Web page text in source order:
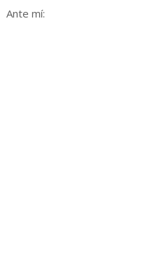
Ante mí: